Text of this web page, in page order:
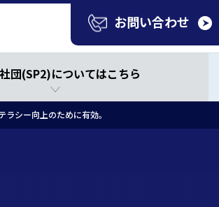
お問い合わせ
団(SP2)についてはこちら
シー向上のために有効。